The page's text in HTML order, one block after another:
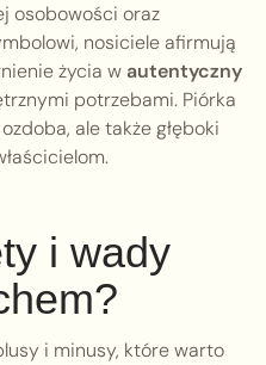
osobowości oraz
nosiciele afirmują
życia wautentyczny
potrzebami. Piórka
ale także głęboki
i wady
i minusy, które warto